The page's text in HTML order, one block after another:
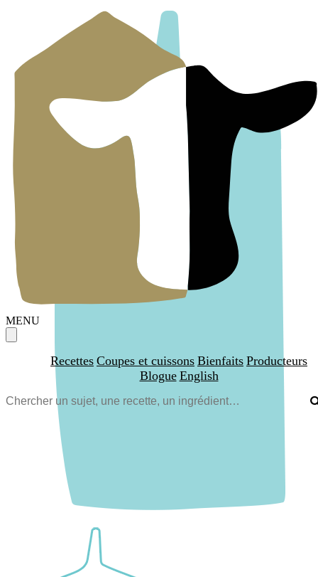
MENU
Recettes Coupes et cuissons Bienfaits Producteurs
Blogue English